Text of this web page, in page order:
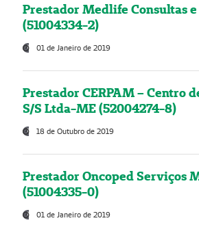
Prestador Medlife Consultas
(51004334-2)
01 de Janeiro de 2019
Prestador CERPAM – Centro
S/S Ltda-ME (52004274-8)
18 de Outubro de 2019
Prestador Oncoped Serviços
(51004335-0)
01 de Janeiro de 2019